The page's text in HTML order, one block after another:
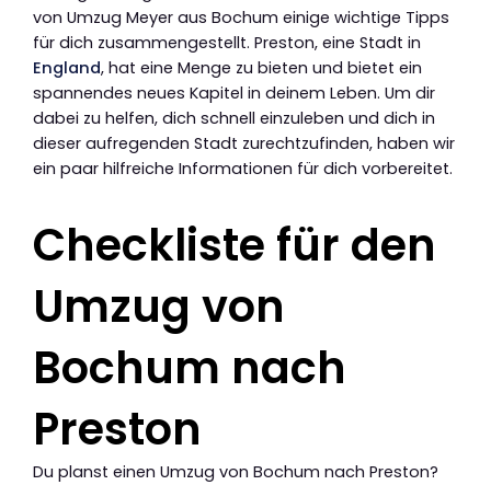
von Umzug Meyer aus Bochum einige wichtige Tipps
für dich zusammengestellt. Preston, eine Stadt in
England, hat eine Menge zu bieten und bietet ein
spannendes neues Kapitel in deinem Leben. Um dir
dabei zu helfen, dich schnell einzuleben und dich in
dieser aufregenden Stadt zurechtzufinden, haben wir
ein paar hilfreiche Informationen für dich vorbereitet.
Checkliste für den
Umzug von
Bochum nach
Preston
Du planst einen Umzug von Bochum nach Preston?